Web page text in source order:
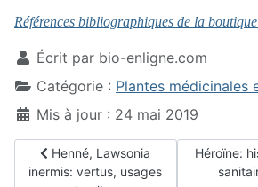
Références bibliographiques de la
Écrit par bio-enligne.com
Catégorie : Plantes médicinales
Mis à jour : 24 mai 2019
Article précédent : Henné, Lawsonia
Henné, Lawsonia
inermis: vertus, usages
Article
Héroïne: